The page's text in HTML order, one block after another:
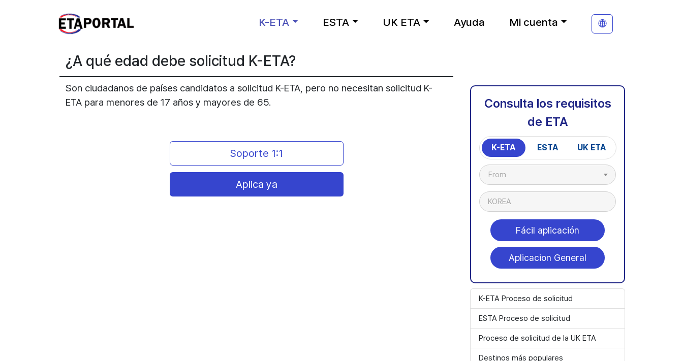
K-ETA ESTA UK ETA Ayuda Mi cuenta
¿A qué edad debe solicitud K-ETA?
Son ciudadanos de países candidatos a solicitud K-ETA, pero no necesitan solicitud K-
ETA para menores de 17 años y mayores de 65.
Soporte 1:1
Aplica ya
Consulta los requisitos
de ETA
K-ETA ESTA UK ETA
From
KOREA
Fácil aplicación
Aplicacion General
K-ETA Proceso de solicitud
ESTA Proceso de solicitud
Proceso de solicitud de la UK ETA
Destinos más populares